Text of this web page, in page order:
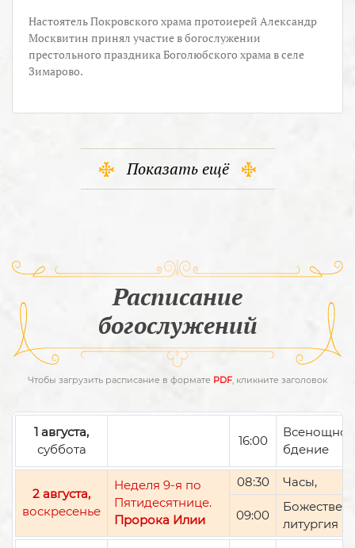
Настоятель Покровского храма протоиерей Александр
Москвитин принял участие в богослужении
престольного праздника Боголюбского храма в селе
Зимарово.
Показать ещё
Расписание
богослужений
Чтобы загрузить расписание в формате PDF, кликните заголовок
1 августа,
суббота
16:00
Всенощное
бдение
2 августа,
воскресенье
Неделя 9-я по
Пятидесятнице.
Пророка Илии
08:30 Часы,
09:00
литургия